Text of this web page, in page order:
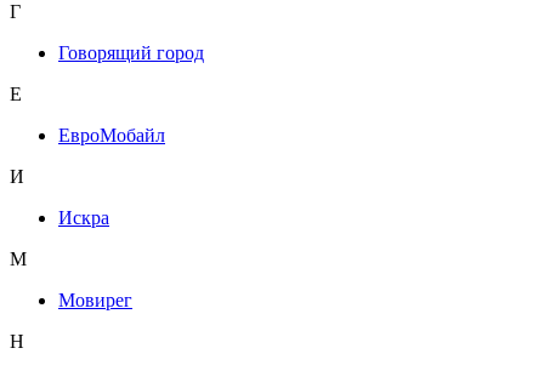
Г
Говорящий город
Е
ЕвроМобайл
И
Искра
М
Мовирег
Н